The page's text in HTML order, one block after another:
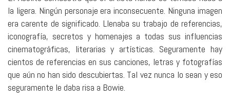
la ligera. Ningún personaje era inconsecuente. Ninguna imagen
era carente de significado. Llenaba su trabajo de referencias,
iconografía, secretos y homenajes a todas sus influencias
cinematográficas, literarias y artísticas. Seguramente hay
cientos de referencias en sus canciones, letras y fotografías
que aún no han sido descubiertas. Tal vez nunca lo sean y eso
seguramente le daba risa a Bowie.